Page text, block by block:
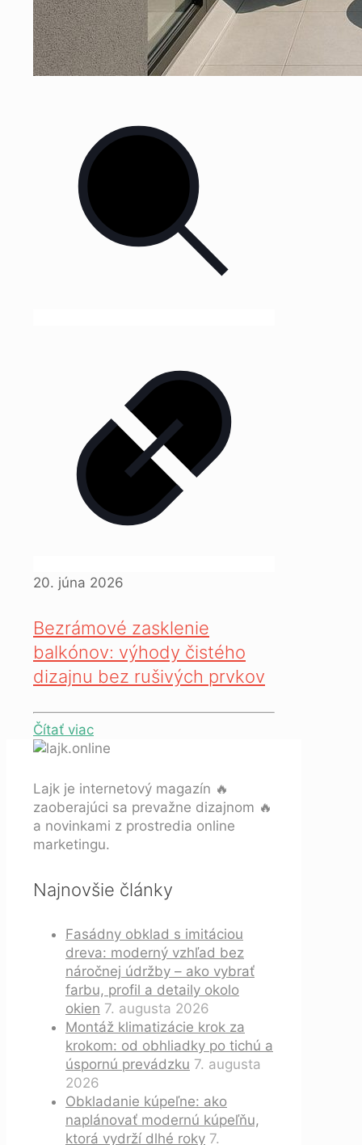
20. júna 2026
Bezrámové zasklenie
balkónov: výhody čistého
dizajnu bez rušivých prvkov
Čítať viac
Lajk je internetový magazín 🔥
zaoberajúci sa prevažne dizajnom 🔥
a novinkami z prostredia online
marketingu.
Najnovšie články
Fasádny obklad s imitáciou
dreva: moderný vzhľad bez
náročnej údržby – ako vybrať
farbu, profil a detaily okolo
okien 7. augusta 2026
Montáž klimatizácie krok za
krokom: od obhliadky po tichú a
úspornú prevádzku 7. augusta
2026
Obkladanie kúpeľne: ako
naplánovať modernú kúpeľňu,
ktorá vydrží dlhé roky 7.